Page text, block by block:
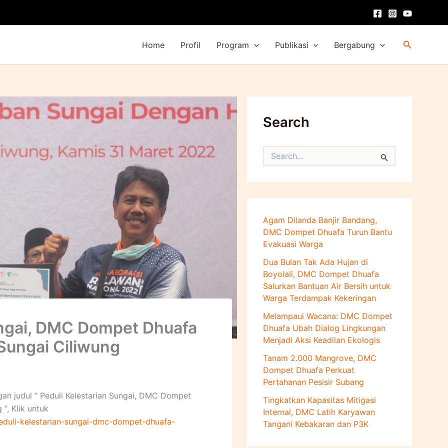
Home
Profil Program Publikasi Bergabung Cari
DMC Dompet Dhuafa
Ciliwung
judul ” Peduli Kelestarian Sungai, DMC Dompet
“, Klik untuk
kelestarian-sungai-dmc-dompet-dhuafa-
Search
a
u
t
k
:
Agam Dilanda Banjir Bandang,
DMC Dompet Dhuafa Turun Bantu
Evakuasi Warga
Dua Bulan Tak Ada Hujan di
Boyolali, DMC Dompet Dhuafa
Salurkan Bantuan Air Bersih untuk
Warga Terdampak Kekeringan
Melampaui Wacana: DMC Dompet
Dhuafa Ubah Dialog Lingkungan
Menjadi Aksi Keadilan Ekologis
Tanam 2.000 Mangrove, DMC
Dompet Dhuafa Perkuat
Pertahanan Pesisir Subang
Tingkatkan Kapasitas Mitigasi
Internal, DMC Latih Karyawan
Tangani Kebakaran dan P3K